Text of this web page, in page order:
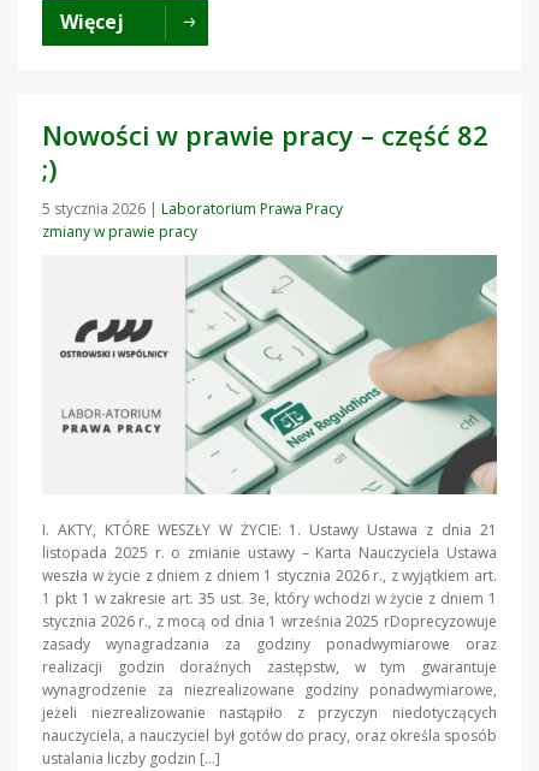
Więcej
Nowości w prawie pracy – część 82
;)
5 stycznia 2026
Laboratorium Prawa Pracy
zmiany w prawie pracy
I. AKTY, KTÓRE WESZŁY W ŻYCIE: 1. Ustawy Ustawa z dnia 21
listopada 2025 r. o zmianie ustawy – Karta Nauczyciela Ustawa
weszła w życie z dniem z dniem 1 stycznia 2026 r., z wyjątkiem art.
1 pkt 1 w zakresie art. 35 ust. 3e, który wchodzi w życie z dniem 1
stycznia 2026 r., z mocą od dnia 1 września 2025 rDoprecyzowuje
zasady wynagradzania za godziny ponadwymiarowe oraz
realizacji godzin doraźnych zastępstw, w tym gwarantuje
wynagrodzenie za niezrealizowane godziny ponadwymiarowe,
jeżeli niezrealizowanie nastąpiło z przyczyn niedotyczących
nauczyciela, a nauczyciel był gotów do pracy, oraz określa sposób
ustalania liczby godzin […]